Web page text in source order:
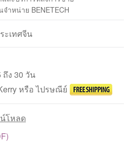
จำหน่าย BENETECH
ะเทศจีน
ถึง 30 วัน
หรือ ไปรษณีย์
โหลด